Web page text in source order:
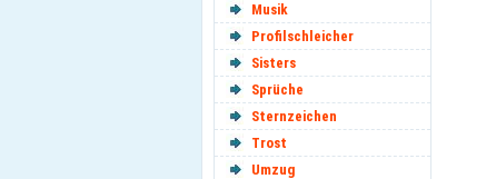
Musik
Profilschleicher
Sisters
Sprüche
Sternzeichen
Trost
Umzug